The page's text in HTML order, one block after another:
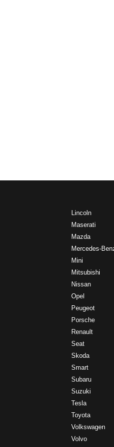
Lincoln
Maserati
Mazda
Mercedes-
Mini
Mitsubishi
Nissan
Opel
Peugeot
Porsche
Renault
Seat
Skoda
Smart
Subaru
Suzuki
Tesla
Toyota
Volkswagen
Volvo